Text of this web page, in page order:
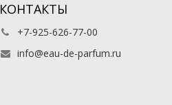
КОНТАКТЫ
+7-925-626-77-00
info@eau-de-parfum.ru